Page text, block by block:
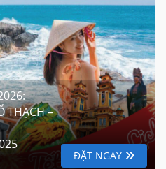
THẠCH –
ĐẶT NGAY